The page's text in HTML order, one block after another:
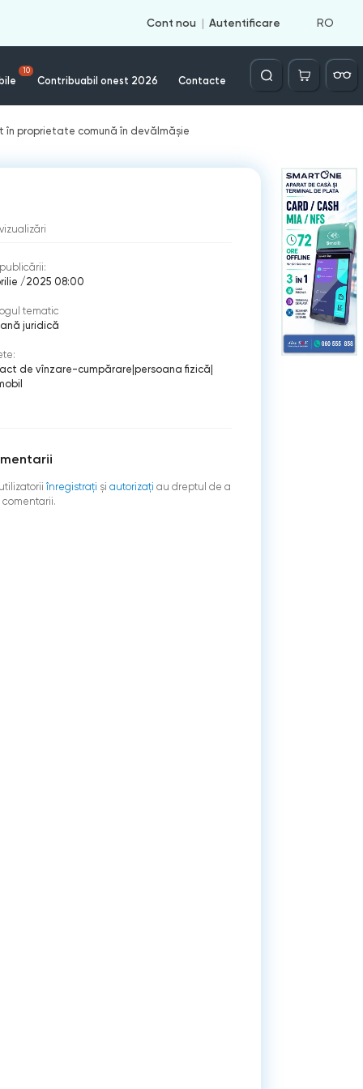
Cont nou Autentificare RO
10
Contribuabil onest 2026 Contacte
Căutare
proprietate comună în devălmășie
/2025 08:00
tematic
juridică
de vînzare-cumpărare persoana fizică
înregistraţi şi autorizați au dreptul de a
comentarii.